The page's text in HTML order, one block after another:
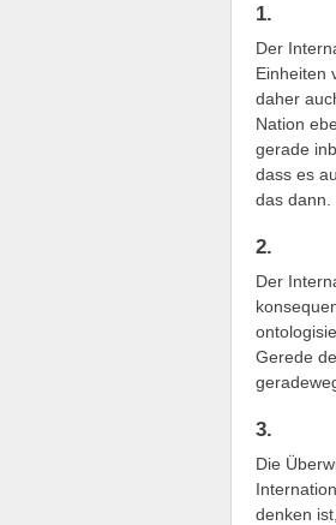
1.
Der
Einheiten
daher
Nation
gerade
dass es
das dann.
2.
Der
Gerede
3.
Die
denken